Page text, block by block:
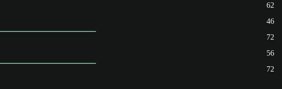
62
46
72
56
72